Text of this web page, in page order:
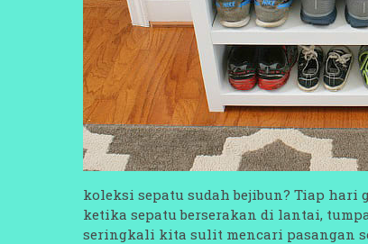
koleksi sepatu sudah bejibun? Tiap hari
ketika sepatu berserakan di lantai,
seringkali kita sulit mencari pasangan